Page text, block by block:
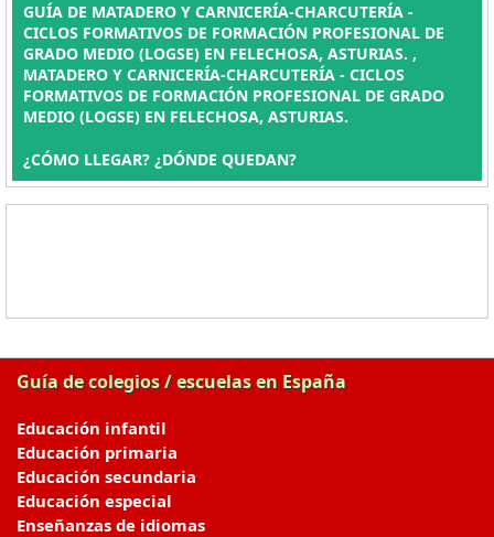
GUÍA DE MATADERO Y CARNICERÍA-CHARCUTERÍA -
CICLOS FORMATIVOS DE FORMACIÓN PROFESIONAL DE
GRADO MEDIO (LOGSE) EN FELECHOSA, ASTURIAS. ,
MATADERO Y CARNICERÍA-CHARCUTERÍA - CICLOS
FORMATIVOS DE FORMACIÓN PROFESIONAL DE GRADO
MEDIO (LOGSE) EN FELECHOSA, ASTURIAS.
¿CÓMO LLEGAR? ¿DÓNDE QUEDAN?
Guía de colegios / escuelas en España
Educación infantil
Educación primaria
Educación secundaria
Educación especial
Enseñanzas de idiomas